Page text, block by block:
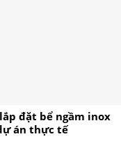
đặt bể ngầm inox
án thực tế